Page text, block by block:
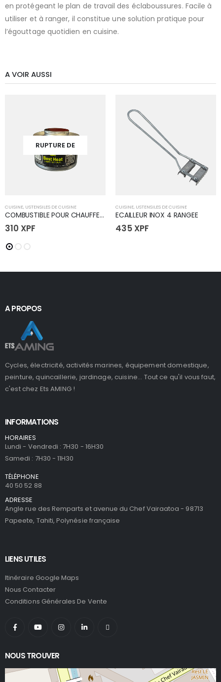
en protégeant le plan de travail des éclaboussures. Facile à
utiliser et à ranger, il constitue une solution pratique pour
l’égouttage quotidien en cuisine.
A VOIR AUSSI
RUPTURE DE
STOCK
CUISINE, USTENSILES DE CUISINE
COMBUSTIBLE POUR CHAUFFE PLAT
310 XPF
CUISINE, USTENSILES DE CUISINE
ECAILLEUR INOX 4 RANGEE
435 XPF
A PROPOS
Cycles, électricité, activités marines, équipement domestique,
peinture, quincaillerie, jardinage, cuisine... Tout ce qu'il vous faut,
c'est chez Ets AMING !
INFORMATIONS
HORAIRES
Lundi - Vendredi : 7H30 - 16H30
Samedi : 7H30 - 11H30
TÉLÉPHONE
40 50 52 88
ADRESSE
Angle rue des Remparts et avenue du Chef Vairaatoa - 98713
Papeete, Tahiti, Polynésie française
LIENS UTILES
Itinéraire Google Maps
Nous Contacter
Conditions Générales De Vente
NOUS TROUVER